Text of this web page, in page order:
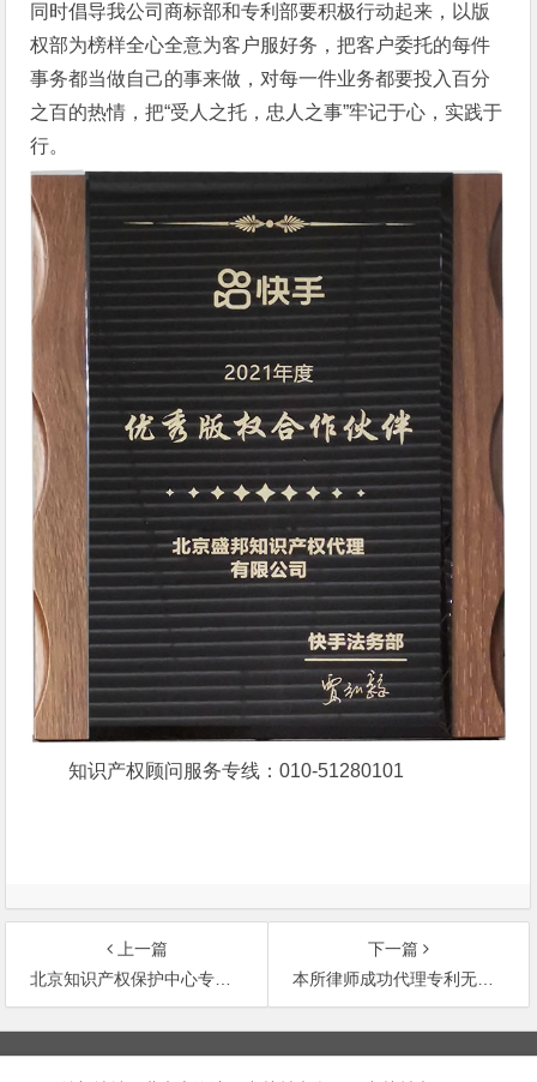
同时倡导我公司商标部和专利部要积极行动起来，以版
权部为榜样全心全意为客户服好务，把客户委托的每件
事务都当做自己的事来做，对每一件业务都要投入百分
之百的热情，把“受人之托，忠人之事”牢记于心，实践于
行。
知识产权顾问服务专线：010-51280101
上一篇
北京知识产权保护中心专利申请快速预审流程介绍
下一篇
本所律师成功代理专利无效宣告行政诉讼案件
文
章